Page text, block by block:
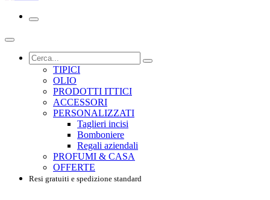
TIPICI
OLIO
PRODOTTI ITTICI
ACCESSORI
PERSONALIZZATI
Taglieri incisi
Bomboniere
Regali aziendali
PROFUMI & CASA
OFFERTE
Resi gratuiti e spedizione standard